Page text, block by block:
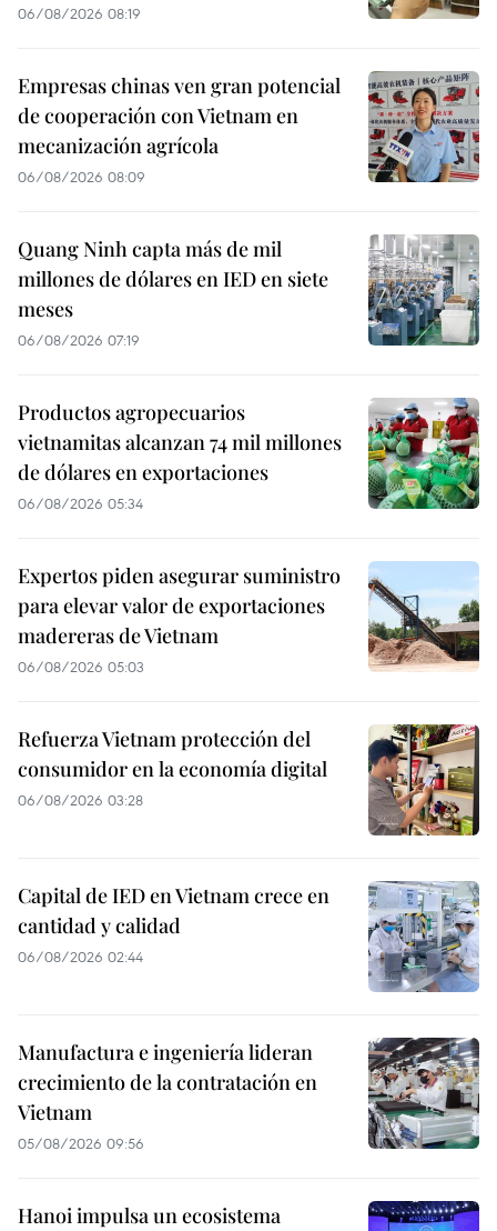
06/08/2026 08:19
Empresas chinas ven gran potencial
de cooperación con Vietnam en
mecanización agrícola
06/08/2026 08:09
Quang Ninh capta más de mil
millones de dólares en IED en siete
meses
06/08/2026 07:19
Productos agropecuarios
vietnamitas alcanzan 74 mil millones
de dólares en exportaciones
06/08/2026 05:34
Expertos piden asegurar suministro
para elevar valor de exportaciones
madereras de Vietnam
06/08/2026 05:03
Refuerza Vietnam protección del
consumidor en la economía digital
06/08/2026 03:28
Capital de IED en Vietnam crece en
cantidad y calidad
06/08/2026 02:44
Manufactura e ingeniería lideran
crecimiento de la contratación en
Vietnam
05/08/2026 09:56
Hanoi impulsa un ecosistema